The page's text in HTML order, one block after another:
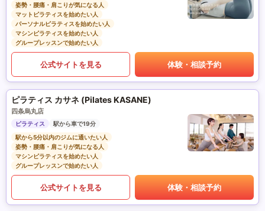
姿勢・腰痛・肩こりが気になる人
マットピラティスを始めたい人
パーソナルピラティスを始めたい人
マシンピラティスを始めたい人
グループレッスンで始めたい人
公式サイトを見る 体験・相談予約
ピラティス カサネ (Pilates KASANE)
四条烏丸店
ピラティス
駅から車で19分
駅から5分以内のジムに通いたい人
姿勢・腰痛・肩こりが気になる人
マシンピラティスを始めたい人
グループレッスンで始めたい人
公式サイトを見る 体験・相談予約